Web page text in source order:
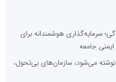
سرمایه‌گذاری هوشمندانه برای
جامعه
می‌شود، سازمان‌های بی‌تحول،